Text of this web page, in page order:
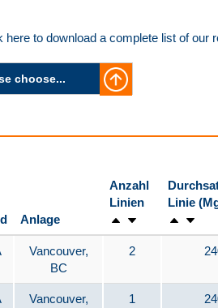
here to download a complete list of our
choose...
Anlage
Anzahl
Linien
Linie
Vancouver,
BC
2
Vancouver,
1